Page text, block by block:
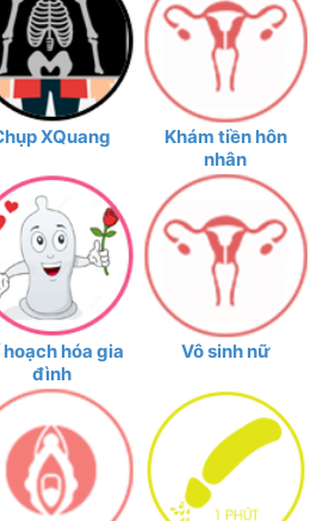
XQuang
Khám tiền hôn
nhân
hoạch hóa gia
đình
Vô sinh nữ